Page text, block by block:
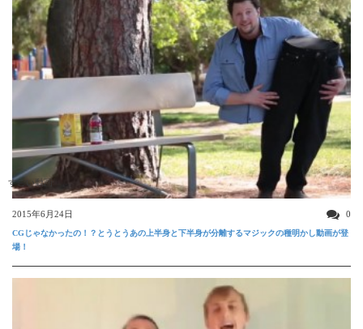
すごい動画
2015年6月24日 0
CGじゃなかったの！？とうとうあの上半身と下半身が分離するマジックの種明かし動画が登
場！